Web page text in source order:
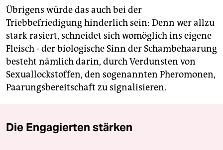
Übrigens würde das auch bei der
Triebbefriedigung hinderlich sein: Denn wer allzu
stark rasiert, schneidet sich womöglich ins eigene
Fleisch - der biologische Sinn der Schambehaarung
besteht nämlich darin, durch Verdunsten von
Sexuallockstoffen, den sogenannten Pheromonen,
Paarungsbereitschaft zu signalisieren.
Die Engagierten stärken